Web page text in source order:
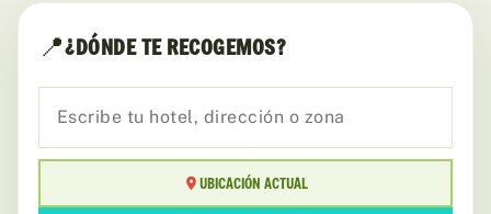
📍¿DÓNDE TE RECOGEMOS?
UBICACIÓN ACTUAL